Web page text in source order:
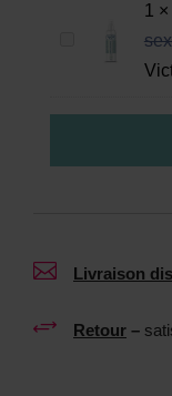
i
t
1 ×
 Livraison
+ Retour –